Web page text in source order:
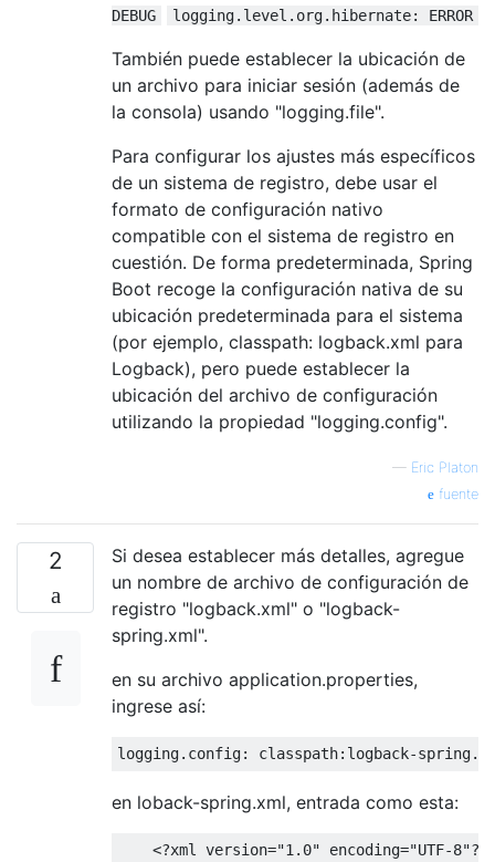
DEBUG
logging.level.org.hibernate: ERROR
También puede establecer la ubicación de
un archivo para iniciar sesión (además de
la consola) usando "logging.file".
Para configurar los ajustes más específicos
de un sistema de registro, debe usar el
formato de configuración nativo
compatible con el sistema de registro en
cuestión. De forma predeterminada, Spring
Boot recoge la configuración nativa de su
ubicación predeterminada para el sistema
(por ejemplo, classpath: logback.xml para
Logback), pero puede establecer la
ubicación del archivo de configuración
utilizando la propiedad "logging.config".
— Eric Platon
fuente
2
Si desea establecer más detalles, agregue
un nombre de archivo de configuración de
registro "logback.xml" o "logback-
spring.xml".
en su archivo application.properties,
ingrese así:
en loback-spring.xml, entrada como esta:
    <?xml version="1.0" encoding="UTF-8"?>